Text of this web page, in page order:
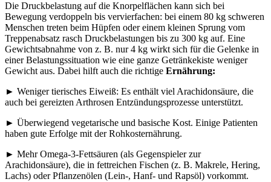
Die Druckbelastung auf die Knorpelflächen kann sich bei
Bewegung verdoppeln bis vervierfachen: bei einem 80 kg schweren
Menschen treten beim Hüpfen oder einem kleinen Sprung vom
Treppenabsatz rasch Druckbelastungen bis zu 300 kg auf. Eine
Gewichtsabnahme von z. B. nur 4 kg wirkt sich für die Gelenke in
einer Belastungssituation wie eine ganze Getränkekiste weniger
Gewicht aus. Dabei hilft auch die richtige Ernährung:
► Weniger tierisches Eiweiß: Es enthält viel Arachidonsäure, die
auch bei gereizten Arthrosen Entzündungsprozesse unterstützt.
► Überwiegend vegetarische und basische Kost. Einige Patienten
haben gute Erfolge mit der Rohkosternährung.
► Mehr Omega-3-Fettsäuren (als Gegenspieler zur
Arachidonsäure), die in fettreichen Fischen (z. B. Makrele, Hering,
Lachs) oder Pflanzenölen (Lein-, Hanf- und Rapsöl) vorkommt.